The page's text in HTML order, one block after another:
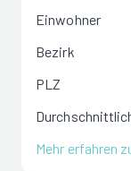
Einwohner
Bezirk
PLZ
Mehr erfahren